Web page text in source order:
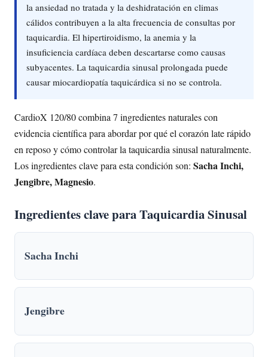
la ansiedad no tratada y la deshidratación en climas
cálidos contribuyen a la alta frecuencia de consultas por
taquicardia. El hipertiroidismo, la anemia y la
insuficiencia cardíaca deben descartarse como causas
subyacentes. La taquicardia sinusal prolongada puede
causar miocardiopatía taquicárdica si no se controla.
CardioX 120/80 combina 7 ingredientes naturales con
evidencia científica para abordar por qué el corazón late rápido
en reposo y cómo controlar la taquicardia sinusal naturalmente.
Los ingredientes clave para esta condición son: Sacha Inchi,
Jengibre, Magnesio.
Ingredientes clave para Taquicardia Sinusal
Sacha Inchi
Jengibre